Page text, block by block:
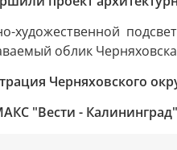
художественной
облик
Черняховского
"Вести - Калининград"